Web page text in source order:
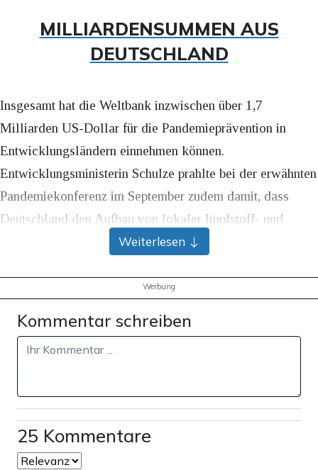
MILLIARDENSUMMEN AUS
DEUTSCHLAND
Insgesamt hat die Weltbank inzwischen über 1,7
Milliarden US-Dollar für die Pandemieprävention in
Entwicklungsländern einnehmen können.
Entwicklungsministerin Schulze prahlte bei der erwähnten
Pandemiekonferenz im September zudem damit, dass
Deutschland den Aufbau von lokaler Impfstoff- und
Pharmaproduktion in Afrika mit bisher 550 Millionen
Karl Lauterbach erklärte bei derselben Konferenz, dass
Deutschland wie kein anderes Land dem „Contigency
Fund For Emergencies“ der WHO finanziell unter die
Krankheitsausbrüche, Naturkatastrophen und humanitäre
Notfälle ermöglichen soll. Deutschland ist mit rund 11
Millionen von insgesamt fast 21 Millionen US-Dollar der
Weiterlesen
Werbung
Kommentar schreiben
25 Kommentare